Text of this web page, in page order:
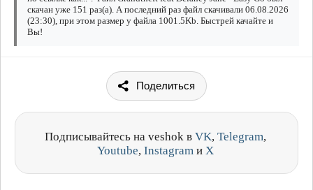
скачан уже 151 раз(а). А последний раз файл скачивали 06.08.2026
(23:30), при этом размер у файла 1001.5Kb. Быстрей качайте и
Вы!
Поделиться
Подписывайтесь на veshok в VK, Telegram,
Youtube, Instagram и X